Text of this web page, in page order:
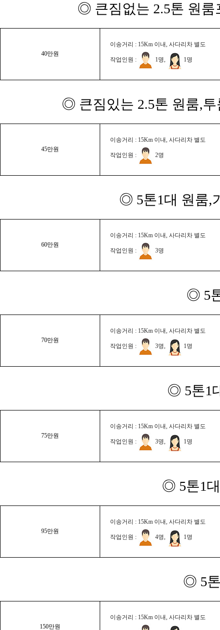
◎ 큰짐없는 2.5톤 원룸
40만원
이송거리 : 15Km 이내, 사다리차 별도
작업인원 : 1명, 1명
◎ 큰짐있는 2.5톤 원룸,
45만원
이송거리 : 15Km 이내, 사다리차 별도
작업인원 : 2명
◎ 5톤1대 원룸,
60만원
이송거리 : 15Km 이내, 사다리차 별도
작업인원 : 3명
◎ 5
70만원
이송거리 : 15Km 이내, 사다리차 별도
작업인원 : 3명, 1명
◎ 5톤1
75만원
이송거리 : 15Km 이내, 사다리차 별도
작업인원 : 3명, 1명
◎ 5톤1
95만원
이송거리 : 15Km 이내, 사다리차 별도
작업인원 : 4명, 1명
◎ 5
150만원
이송거리 : 15Km 이내, 사다리차 별도